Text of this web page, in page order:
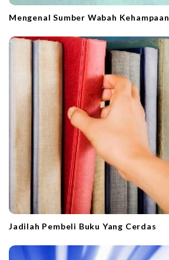
Mengenal Sumber Wabah Kehampaan
Jadilah Pembeli Buku Yang Cerdas